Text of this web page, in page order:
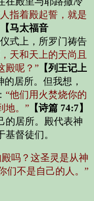
指着殿起誓，就是
【马太福音
式上，所罗门祷告
天和天上的天尚且
殿呢？” 【列王记上
居所。但我想，
“他们用火焚烧你的
地。” 【诗篇 74:7】
的居所。殿代表神
督徒们。
吗？这圣灵是从神
们不是自己的人。”